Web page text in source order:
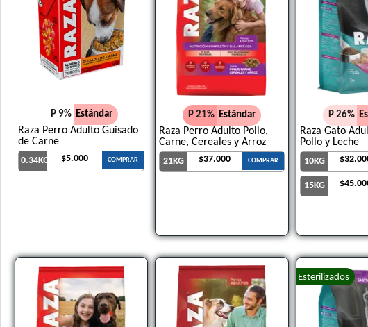
P 9% Estándar
Raza Perro Adulto Guisado
de Carne
0.34KG $5.000 COMPRAR
P 21% Estándar
Raza Perro Adulto Pollo,
Carne, Cereales y Arroz
21KG $37.000 COMPRAR
P 26%
Raza Gato
Pollo y Leche
10KG
15KG
Esterilizados